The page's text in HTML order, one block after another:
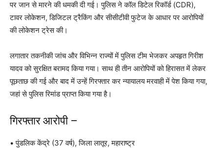
पर जान से मारने की धमकी दी गई। पुलिस ने कॉल डिटेल रिकॉर्ड (CDR),
टावर लोकेशन, डिजिटल ट्रैकिंग और सीसीटीवी फुटेज के आधार पर आरोपियों
की लोकेशन ट्रेस की।
लगातार तकनीकी जांच और विभिन्न राज्यों में पुलिस टीम भेजकर अपहृत गिरीश
यादव को सुरक्षित बरामद किया गया। साथ ही तीन आरोपियों को हिरासत में लेकर
पूछताछ की गई और बाद में उन्हें गिरफ्तार कर न्यायालय मरवाही में पेश किया गया,
जहां से पुलिस रिमांड प्राप्त किया गया है।
गिरफ्तार आरोपी –
• पुंडलिक केंद्रे (37 वर्ष), जिला लातूर, महाराष्ट्र